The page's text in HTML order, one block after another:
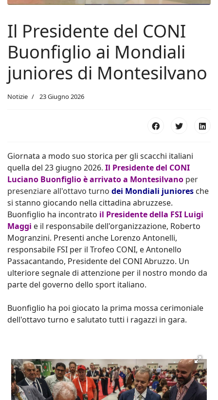
Il Presidente del CONI
Buonfiglio ai Mondiali
juniores di Montesilvano
Notizie 23 Giugno 2026
Giornata a modo suo storica per gli scacchi italiani
quella del 23 giugno 2026. Il Presidente del CONI
Luciano Buonfiglioè arrivato a Montesilvano per
presenziare all'ottavo turno dei Mondiali juniores che
si stanno giocando nella cittadina abruzzese.
Buonfiglio ha incontrato il Presidente della FSI Luigi
Maggi e il responsabile dell'organizzazione, Roberto
Mogranzini. Presenti anche Lorenzo Antonelli,
responsabile FSI per il Trofeo CONI, e Antonello
Passacantando, Presidente del CONI Abruzzo. Un
ulteriore segnale di attenzione per il nostro mondo da
parte del governo dello sport italiano.
Buonfiglio ha poi giocato la prima mossa cerimoniale
dell'ottavo turno e salutato tutti i ragazzi in gara.